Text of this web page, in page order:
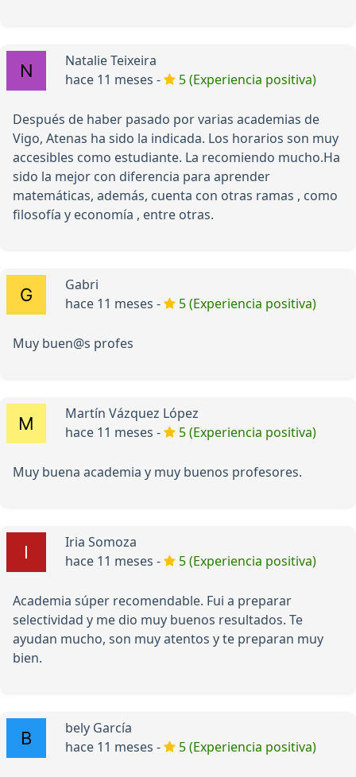
Natalie Teixeira
hace 11 meses -
5 (Experiencia positiva)
Después de haber pasado por varias academias de
Vigo, Atenas ha sido la indicada. Los horarios son muy
accesibles como estudiante. La recomiendo mucho.Ha
sido la mejor con diferencia para aprender
matemáticas, además, cuenta con otras ramas , como
filosofía y economía , entre otras.
Gabri
hace 11 meses -
5 (Experiencia positiva)
Muy buen@s profes
Martín Vázquez López
hace 11 meses -
5 (Experiencia positiva)
Muy buena academia y muy buenos profesores.
Iria Somoza
hace 11 meses -
5 (Experiencia positiva)
Academia súper recomendable. Fui a preparar
selectividad y me dio muy buenos resultados. Te
ayudan mucho, son muy atentos y te preparan muy
bien.
bely García
hace 11 meses -
5 (Experiencia positiva)